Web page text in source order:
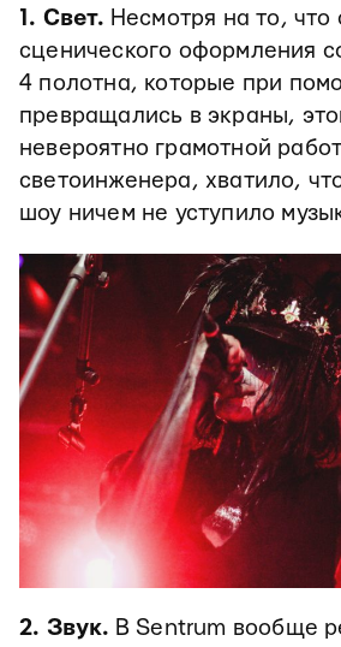
1. Свет. Несмотря на то, что
сценического оформления
4 полотна, которые при
превращались в экраны,
невероятно грамотной
светоинженера, хватило,
шоу ничем не уступило
2. Звук. В Sentrum вообще